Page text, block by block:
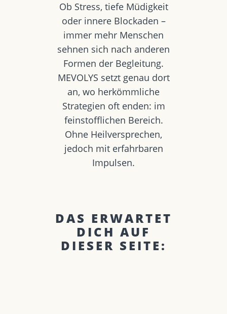
Ob Stress, tiefe Müdigkeit
oder innere Blockaden –
immer mehr Menschen
sehnen sich nach anderen
Formen der Begleitung.
MEVOLYS setzt genau dort
an, wo herkömmliche
Strategien oft enden: im
feinstofflichen Bereich.
Ohne Heilversprechen,
jedoch mit erfahrbaren
Impulsen.
DAS ERWARTET
DICH AUF
DIESER SEITE: